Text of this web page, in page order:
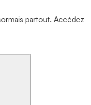
partout. Accédez